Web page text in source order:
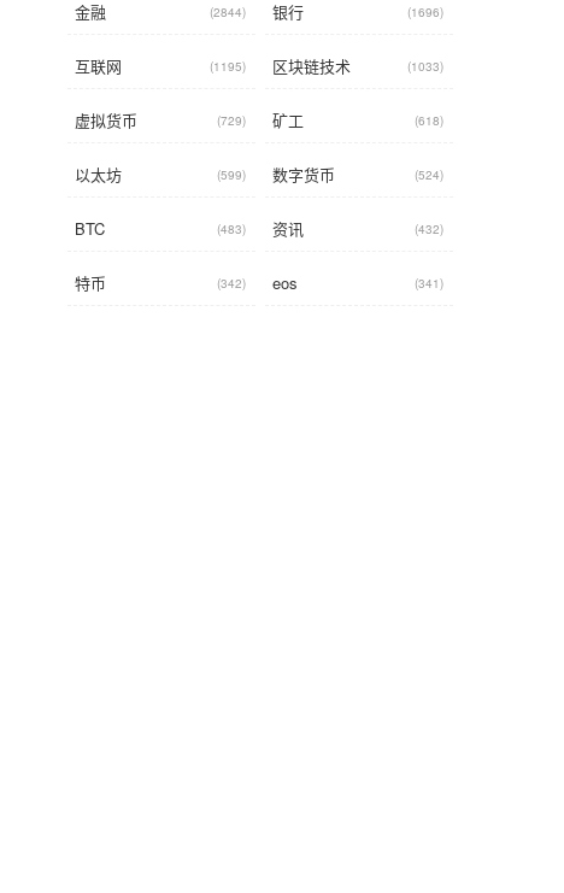
金融 (2844) 银行 (1696)
互联网 (1195) 区块链技术 (1033)
虚拟货币 (729) 矿工 (618)
以太坊 (599) 数字货币 (524)
BTC (483) 资讯 (432)
特币 (342) eos (341)